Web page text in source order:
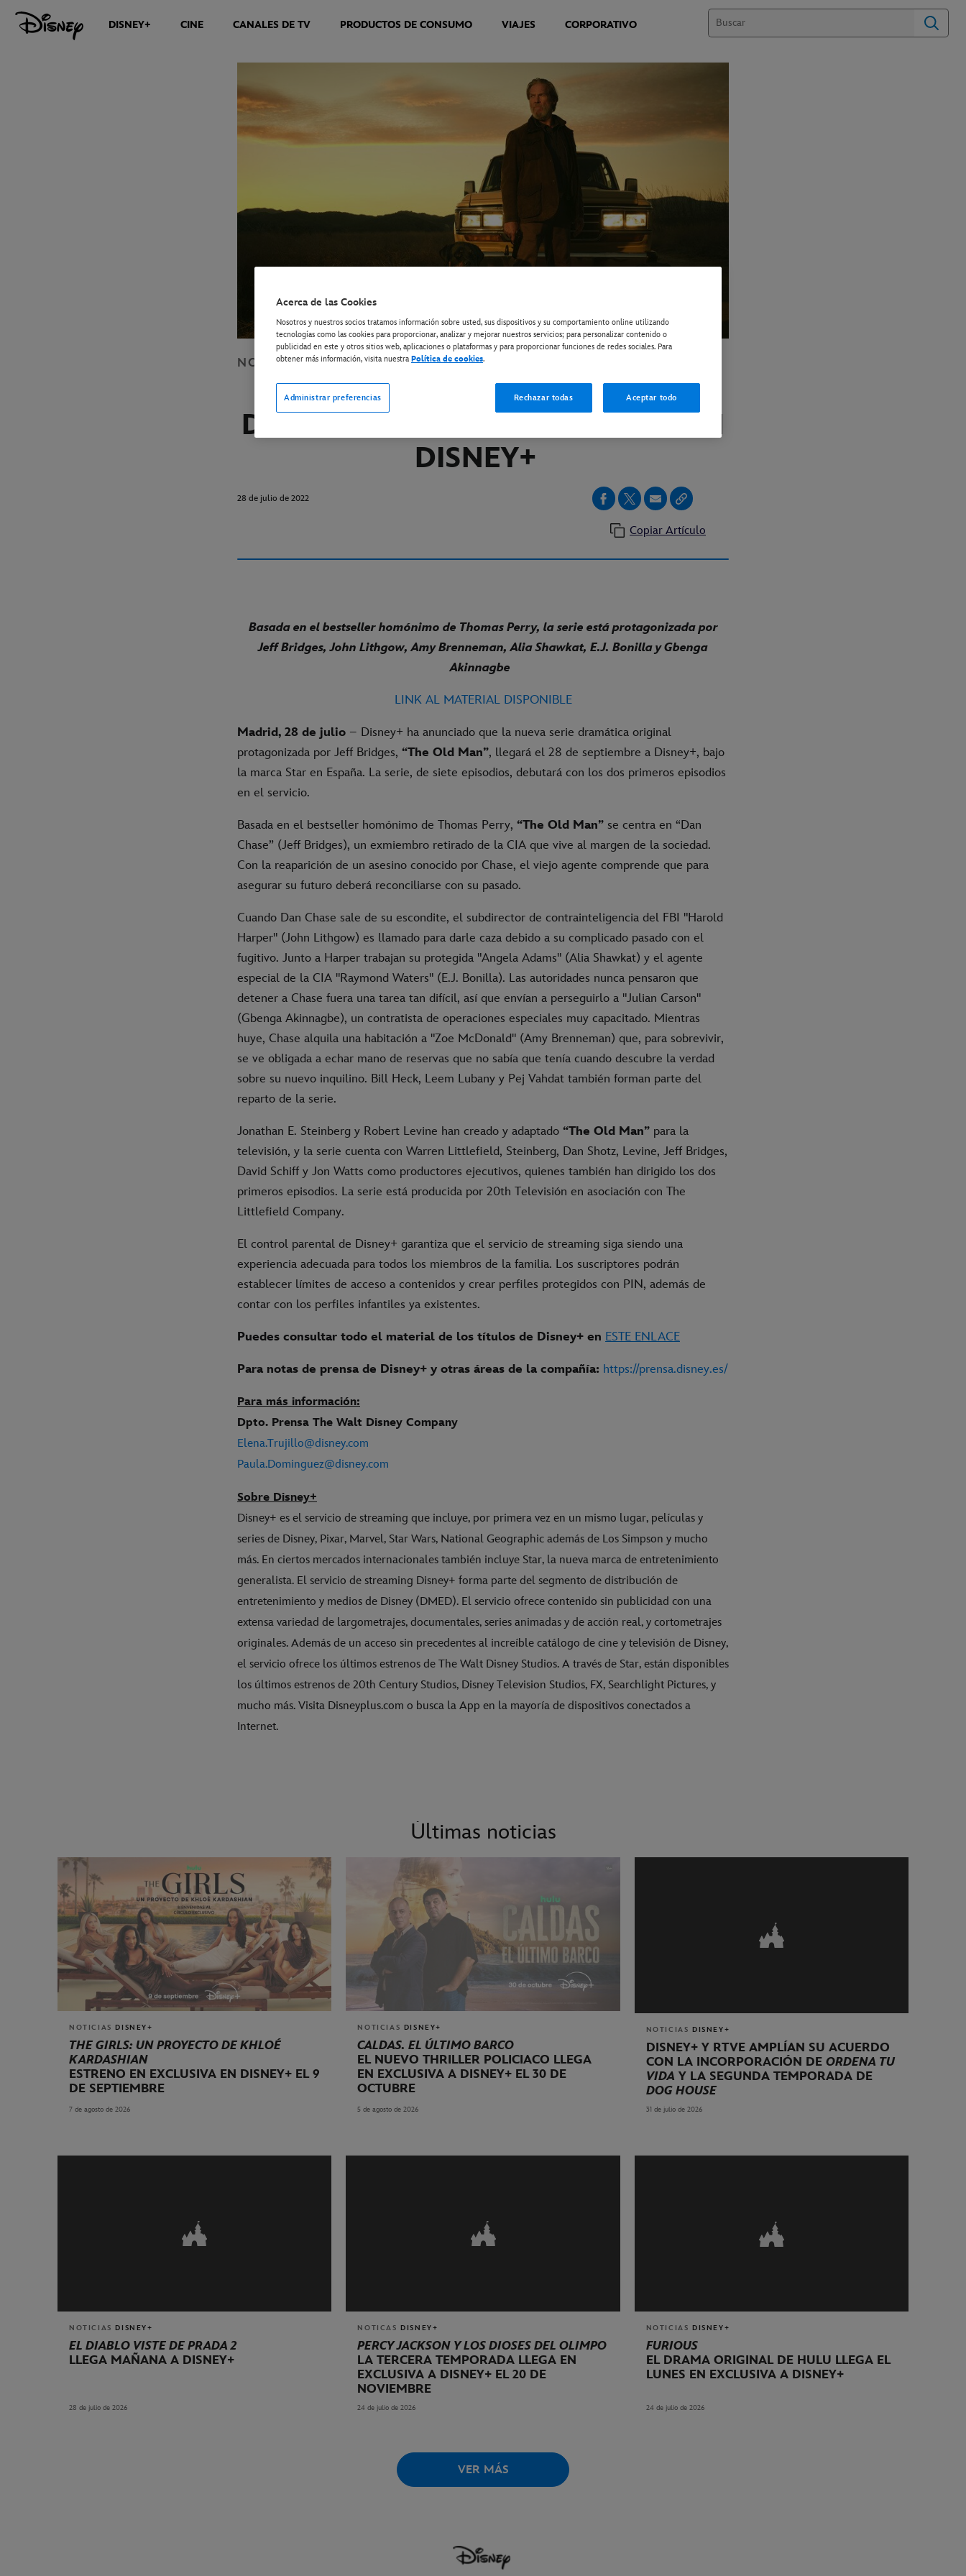
DISNEY+ CINE CANALES DE TV PRODUCTOS DE CONSUMO VIAJES CORPORATIVO
NOTICIAS DISNEY+
“THE OLD MAN” ESTRENO EL 28
DE SEPTIEMBRE EN EXCLUSIVA EN
DISNEY+
28 de julio de 2022
Copiar Artículo
Basada en el bestseller homónimo de Thomas Perry, la serie está protagonizada por
Jeff Bridges, John Lithgow, Amy Brenneman, Alia Shawkat, E.J. Bonilla y Gbenga
Akinnagbe
LINK AL MATERIAL DISPONIBLE
Madrid, 28 de julio – Disney+ ha anunciado que la nueva serie dramática original
protagonizada por Jeff Bridges, “The Old Man”, llegará el 28 de septiembre a Disney+, bajo
la marca Star en España. La serie, de siete episodios, debutará con los dos primeros episodios
en el servicio.
Basada en el bestseller homónimo de Thomas Perry, “The Old Man” se centra en “Dan
Chase” (Jeff Bridges), un exmiembro retirado de la CIA que vive al margen de la sociedad.
Con la reaparición de un asesino conocido por Chase, el viejo agente comprende que para
asegurar su futuro deberá reconciliarse con su pasado.
Cuando Dan Chase sale de su escondite, el subdirector de contrainteligencia del FBI "Harold
Harper" (John Lithgow) es llamado para darle caza debido a su complicado pasado con el
fugitivo. Junto a Harper trabajan su protegida "Angela Adams" (Alia Shawkat) y el agente
especial de la CIA "Raymond Waters" (E.J. Bonilla). Las autoridades nunca pensaron que
detener a Chase fuera una tarea tan difícil, así que envían a perseguirlo a "Julian Carson"
(Gbenga Akinnagbe), un contratista de operaciones especiales muy capacitado. Mientras
huye, Chase alquila una habitación a "Zoe McDonald" (Amy Brenneman) que, para sobrevivir,
se ve obligada a echar mano de reservas que no sabía que tenía cuando descubre la verdad
sobre su nuevo inquilino. Bill Heck, Leem Lubany y Pej Vahdat también forman parte del
reparto de la serie.
Jonathan E. Steinberg y Robert Levine han creado y adaptado “The Old Man” para la
televisión, y la serie cuenta con Warren Littlefield, Steinberg, Dan Shotz, Levine, Jeff Bridges,
David Schiff y Jon Watts como productores ejecutivos, quienes también han dirigido los dos
primeros episodios. La serie está producida por 20th Televisión en asociación con The
Littlefield Company.
El control parental de Disney+ garantiza que el servicio de streaming siga siendo una
experiencia adecuada para todos los miembros de la familia. Los suscriptores podrán
establecer límites de acceso a contenidos y crear perfiles protegidos con PIN, además de
contar con los perfiles infantiles ya existentes.
Puedes consultar todo el material de los títulos de Disney+ en ESTE ENLACE
Para notas de prensa de Disney+ y otras áreas de la compañía: https://prensa.disney.es/
Para más información:
Dpto. Prensa The Walt Disney Company
Elena.Trujillo@disney.com
Paula.Dominguez@disney.com
Sobre Disney+
Disney+ es el servicio de streaming que incluye, por primera vez en un mismo lugar, películas y
series de Disney, Pixar, Marvel, Star Wars, National Geographic además de Los Simpson y mucho
más. En ciertos mercados internacionales también incluye Star, la nueva marca de entretenimiento
generalista. El servicio de streaming Disney+ forma parte del segmento de distribución de
entretenimiento y medios de Disney (DMED). El servicio ofrece contenido sin publicidad con una
extensa variedad de largometrajes, documentales, series animadas y de acción real, y cortometrajes
originales. Además de un acceso sin precedentes al increíble catálogo de cine y televisión de Disney,
el servicio ofrece los últimos estrenos de The Walt Disney Studios. A través de Star, están disponibles
los últimos estrenos de 20th Century Studios, Disney Television Studios, FX, Searchlight Pictures, y
mucho más. Visita Disneyplus.com o busca la App en la mayoría de dispositivos conectados a
Internet.
Últimas noticias
NOTICIAS DISNEY+
THE GIRLS: UN PROYECTO DE KHLOÉ
KARDASHIAN
ESTRENO EN EXCLUSIVA EN DISNEY+ EL 9
DE SEPTIEMBRE
7 de agosto de 2026
NOTICIAS DISNEY+
CALDAS. EL ÚLTIMO BARCO
EL NUEVO THRILLER POLICIACO LLEGA
EN EXCLUSIVA A DISNEY+ EL 30 DE
OCTUBRE
5 de agosto de 2026
NOTICIAS DISNEY+
DISNEY+ Y RTVE AMPLÍAN SU ACUERDO
CON LA INCORPORACIÓN DE ORDENA TU
VIDA Y LA SEGUNDA TEMPORADA DE
DOG HOUSE
31 de julio de 2026
NOTICIAS DISNEY+
EL DIABLO VISTE DE PRADA 2
LLEGA MAÑANA A DISNEY+
28 de julio de 2026
NOTICAS DISNEY+
PERCY JACKSON Y LOS DIOSES DEL OLIMPO
LA TERCERA TEMPORADA LLEGA EN
EXCLUSIVA A DISNEY+ EL 20 DE
NOVIEMBRE
24 de julio de 2026
NOTICIAS DISNEY+
FURIOUS
EL DRAMA ORIGINAL DE HULU LLEGA EL
LUNES EN EXCLUSIVA A DISNEY+
24 de julio de 2026
VER MÁS
Acerca de las Cookies
Nosotros y nuestros socios tratamos información sobre usted, sus dispositivos y su comportamiento online utilizando
tecnologías como las cookies para proporcionar, analizar y mejorar nuestros servicios; para personalizar contenido o
publicidad en este y otros sitios web, aplicaciones o plataformas y para proporcionar funciones de redes sociales. Para
obtener más información, visita nuestraPolítica de cookies.
Administrar preferencias Rechazar todas Aceptar todo